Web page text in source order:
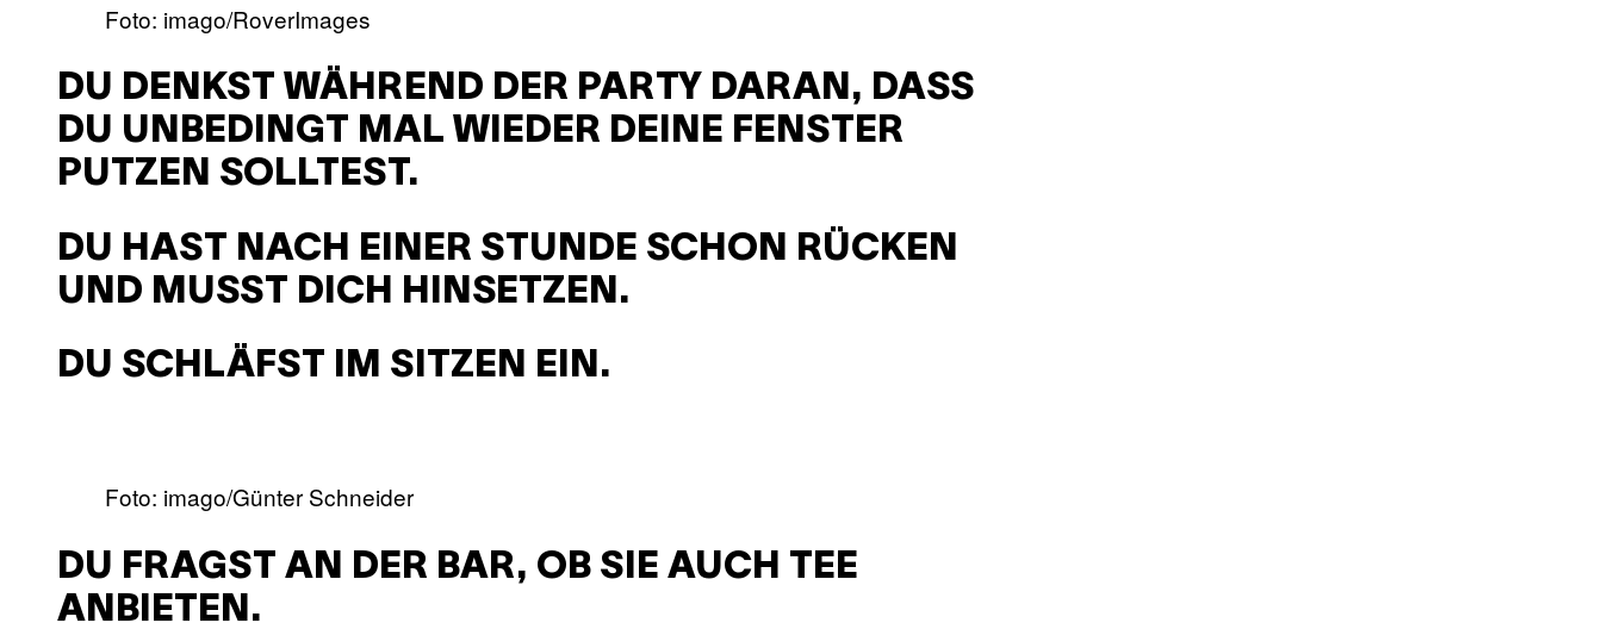
Foto: imago/RoverImages
DU DENKST WÄHREND DER PARTY DARAN, DASS
DU UNBEDINGT MAL WIEDER DEINE FENSTER
PUTZEN SOLLTEST.
DU HAST NACH EINER STUNDE SCHON RÜCKEN
UND MUSST DICH HINSETZEN.
DU SCHLÄFST IM SITZEN EIN.
Foto: imago/Günter Schneider
DU FRAGST AN DER BAR, OB SIE AUCH TEE
ANBIETEN.